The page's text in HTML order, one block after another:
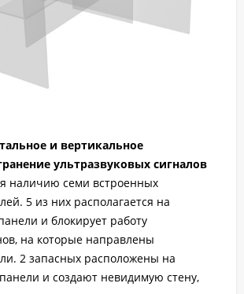
и вертикальное
ультразвуковых сигналов
наличию семи встроенных
5 из них располагается на
и блокирует работу
на которые направлены
2 запасных расположены на
и создают невидимую стену,